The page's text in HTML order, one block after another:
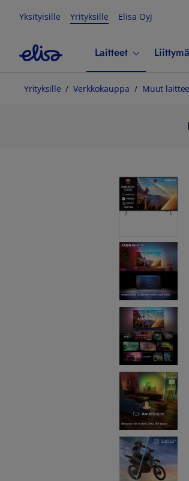
Yksityisille Yrityksille Elisa Oyj
Laitteet
Yrityksille Verkkokauppa Muut